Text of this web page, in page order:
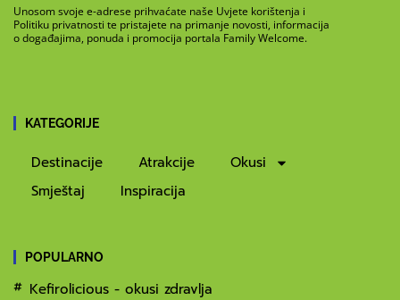
Unosom svoje e-adrese prihvaćate naše Uvjete korištenja i
Politiku privatnosti te pristajete na primanje novosti, informacija
o događajima, ponuda i promocija portala Family Welcome.
KATEGORIJE
Destinacije Atrakcije
Okusi
Smještaj
Inspiracija
POPULARNO
Kefirolicious - okusi zdravlja